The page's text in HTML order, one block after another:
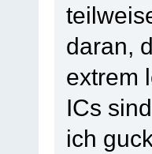
daran,
extrem
ICs
ich